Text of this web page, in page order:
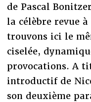
de Pascal
la célèbre revue
trouvons ici le
ciselée,
provocations. A
introductif de
son deuxième